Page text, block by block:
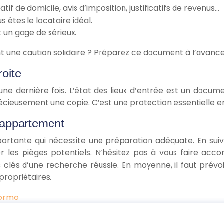
de domicile, avis d’imposition, justificatifs de revenus…
êtes le locataire idéal.
gage de sérieux.
caution solidaire ? Préparez ce document à
dernière fois. L’état des lieux d’entrée est un
une copie. C’est une protection essentielle
qui nécessite une préparation adéquate. En
pièges potentiels. N’hésitez pas à vous faire
d’une recherche réussie. En moyenne, il faut